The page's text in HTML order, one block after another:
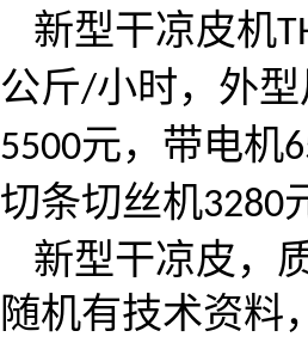
新型干凉皮机
公斤/小时，外型
5500元，带电机6
切条切丝机3280
新型干凉皮，
随机有技术资料